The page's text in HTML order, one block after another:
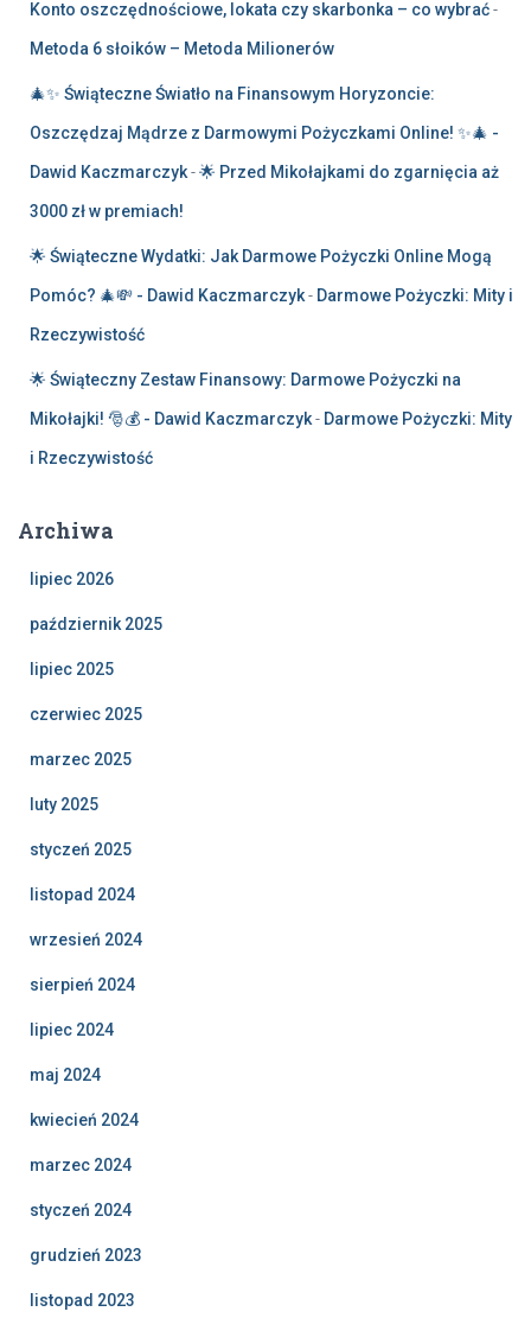
Konto oszczędnościowe, lokata czy skarbonka – co wybrać-
Metoda 6 słoików – Metoda Milionerów
🎄✨ Świąteczne Światło na Finansowym Horyzoncie:
Oszczędzaj Mądrze z Darmowymi Pożyczkami Online! ✨🎄 -
Dawid Kaczmarczyk-🌟 Przed Mikołajkami do zgarnięcia aż
3000 zł w premiach!
🌟 Świąteczne Wydatki: Jak Darmowe Pożyczki Online Mogą
Pomóc? 🎄💸 - Dawid Kaczmarczyk- Darmowe Pożyczki: Mity i
Rzeczywistość
🌟 Świąteczny Zestaw Finansowy: Darmowe Pożyczki na
Mikołajki! 🎅💰 - Dawid Kaczmarczyk- Darmowe Pożyczki: Mity
i Rzeczywistość
Archiwa
lipiec 2026
październik 2025
lipiec 2025
czerwiec 2025
marzec 2025
luty 2025
styczeń 2025
listopad 2024
wrzesień 2024
sierpień 2024
lipiec 2024
maj 2024
kwiecień 2024
marzec 2024
styczeń 2024
grudzień 2023
listopad 2023